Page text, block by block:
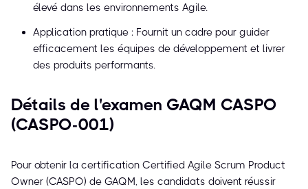
élevé dans les environnements Agile.
Application pratique : Fournit un cadre pour guider
efficacement les équipes de développement et livrer
des produits performants.
Détails de l'examen GAQM CASPO
(CASPO-001)
Pour obtenir la certification Certified Agile Scrum Product
Owner (CASPO) de GAQM, les candidats doivent réussir